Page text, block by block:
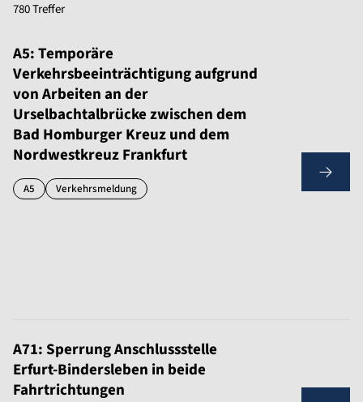
780 Treffer
A5: Temporäre
Verkehrsbeeinträchtigung aufgrund
von Arbeiten an der
Urselbachtalbrücke zwischen dem
Bad Homburger Kreuz und dem
Nordwestkreuz Frankfurt
A5 Verkehrsmeldung
A71: Sperrung Anschlussstelle
Erfurt-Bindersleben in beide
Fahrtrichtungen